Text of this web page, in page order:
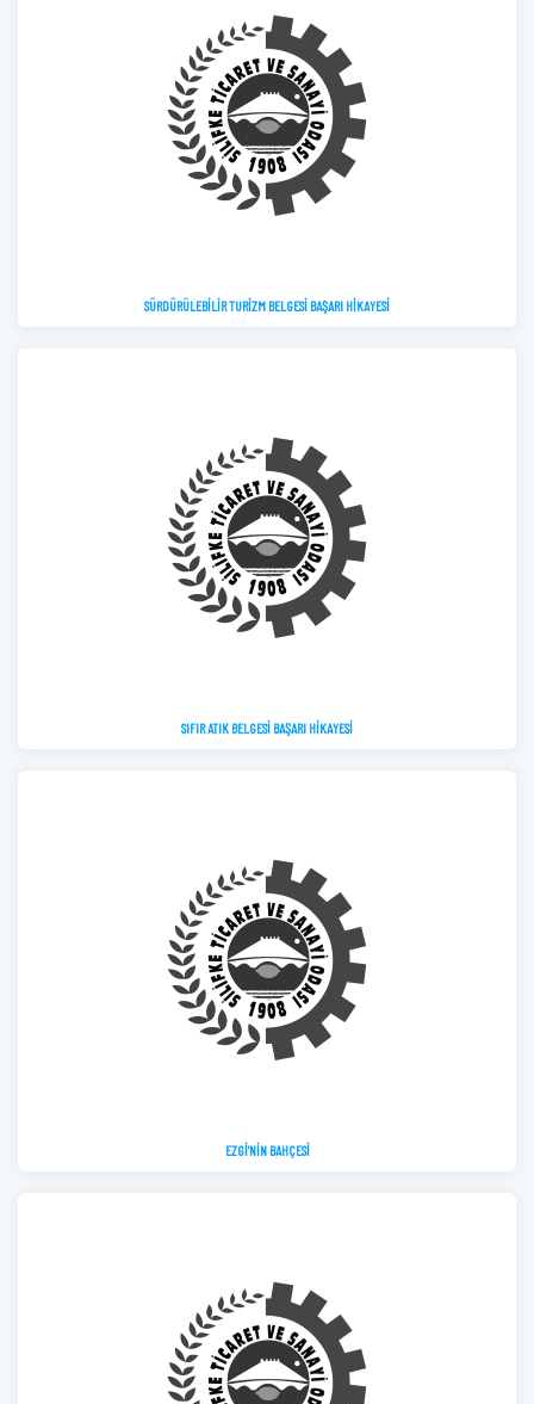
SÜRDÜRÜLEBİLİR TURİZM BELGESİ BAŞARI HİKAYESİ
SIFIR ATIK BELGESİ BAŞARI HİKAYESİ
EZGİ'NİN BAHÇESİ